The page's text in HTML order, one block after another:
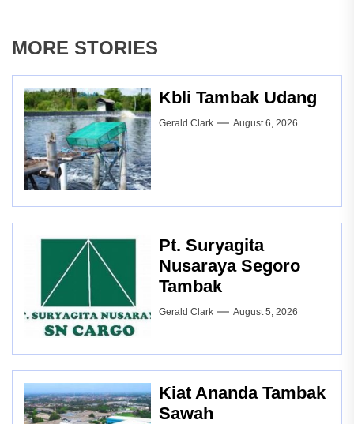
MORE STORIES
Kbli Tambak Udang
Gerald Clark August 6, 2026
Pt. Suryagita
Nusaraya Segoro
Tambak
Gerald Clark August 5, 2026
Kiat Ananda Tambak
Sawah